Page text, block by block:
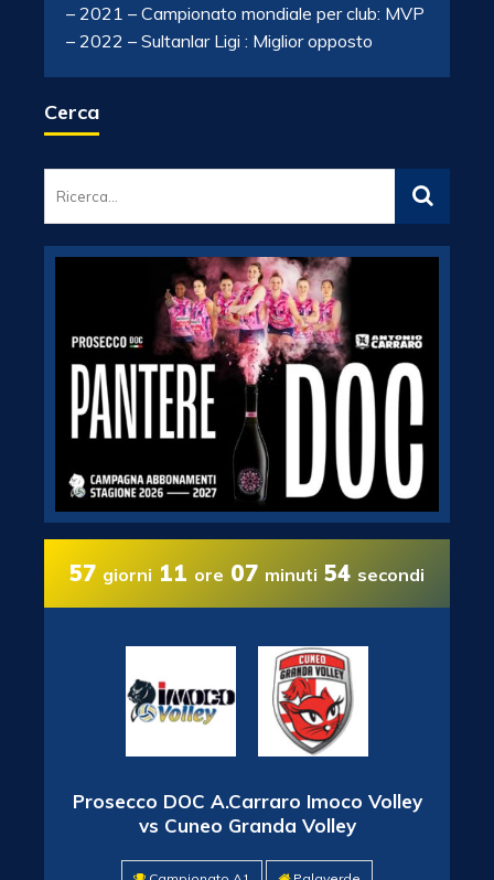
– 2021 – Campionato mondiale per club: MVP
– 2022 – Sultanlar Ligi : Miglior opposto
Cerca
57 giorni 11 ore 07 minuti 53 secondi
Prosecco DOC A.Carraro Imoco Volley
vs Cuneo Granda Volley